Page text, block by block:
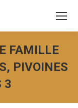
FAMILLE
PIVOINES
3
ici :